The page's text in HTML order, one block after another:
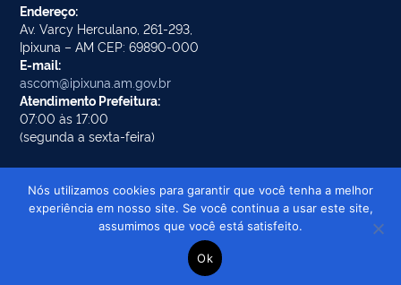
Endereço:
Av. Varcy Herculano, 261-293,
Ipixuna – AM CEP: 69890-000
E-mail:
ascom@ipixuna.am.gov.br
Atendimento Prefeitura:
07:00 às 17:00
(segunda a sexta-feira)
Prefeitura Municipal de Ipixuna/AM ©
Todos os direitos reservados
Nós utilizamos cookies para garantir que você tenha a melhor
experiência em nosso site. Se você continua a usar este site,
assumimos que você está satisfeito.
Ok